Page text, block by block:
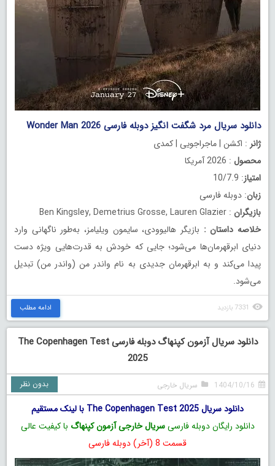
دانلود سریال مرد شگفت انگیز دوبله فارسی Wonder Man 2026
ژانر : اکشن | ماجراجویی | کمدی
محصول : 2026 آمریکا
امتیاز: 10/7.9
زبان: دوبله فارسی
بازیگران : Ben Kingsley, Demetrius Grosse, Lauren Glazier
خلاصه داستان : بازیگر هالیوودی، سایمون ویلیامز، به‌طور ناگهانی وارد
دنیای ابرقهرمان‌ها می‌شود؛ جایی که خودش به قدرت‌هایی ویژه دست
پیدا می‌کند و به ابرقهرمان جدیدی به نام واندر من (واندر من) تبدیل
می‌شود.
7331 بازدید ادامه مطلب
دانلود سریال آزمون کپنهاگ دوبله فارسی The Copenhagen Test
2025
1404/10/16 سریال خارجی بدون نظر
دانلود سریال The Copenhagen Test 2025 با لینک مستقیم
دانلود رایگان دوبله فارسیسریال خارجی آزمون کپنهاگ با کیفیت عالی
قسمت 8 (آخر) دوبله فارسی